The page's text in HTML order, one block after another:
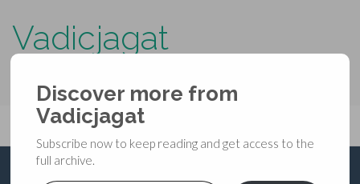
Vadicjagat
Primary
Menu
content
Vadicjagat
Discover more from
Vadicjagat
Subscribe now to keep reading and get access to the
full archive.
Type your email…